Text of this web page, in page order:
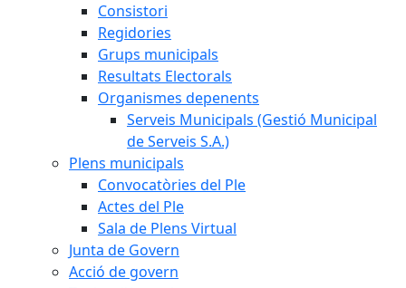
Consistori
Regidories
Grups municipals
Resultats Electorals
Organismes depenents
Serveis Municipals (Gestió Municipal
de Serveis S.A.)
Plens municipals
Convocatòries del Ple
Actes del Ple
Sala de Plens Virtual
Junta de Govern
Acció de govern